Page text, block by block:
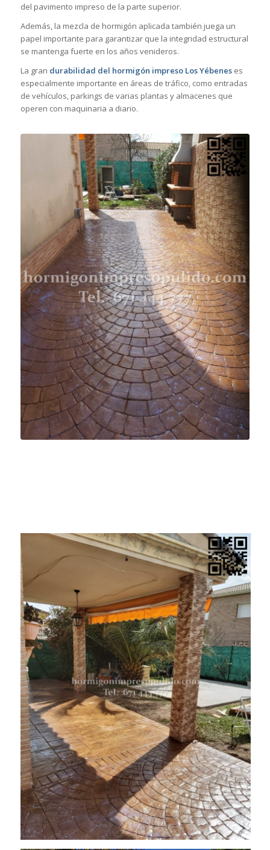
del pavimento impreso de la parte superior.
Además, la mezcla de hormigón aplicada también juega un
papel importante para garantizar que la integridad estructural
se mantenga fuerte en los años venideros.
La gran durabilidad del hormigón impreso Los Yébeneses
especialmente importante en áreas de tráfico, como entradas
de vehículos, parkings de varias plantas y almacenes que
operen con maquinaria a diario.